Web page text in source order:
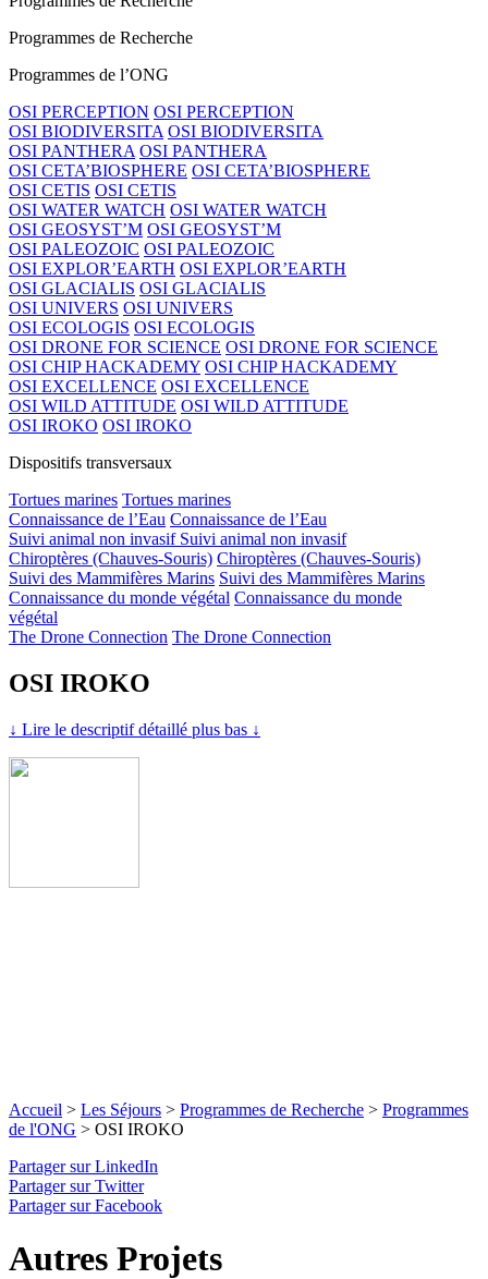
Programmes de Recherche
Programmes de l’ONG
OSI PERCEPTION OSI PERCEPTION
OSI BIODIVERSITA OSI BIODIVERSITA
OSI PANTHERA OSI PANTHERA
OSI CETA’BIOSPHERE OSI CETA’BIOSPHERE
OSI CETIS OSI CETIS
OSI WATER WATCH OSI WATER WATCH
OSI GEOSYST’M OSI GEOSYST’M
OSI PALEOZOIC OSI PALEOZOIC
OSI EXPLOR’EARTH OSI EXPLOR’EARTH
OSI GLACIALIS OSI GLACIALIS
OSI UNIVERS OSI UNIVERS
OSI ECOLOGIS OSI ECOLOGIS
OSI DRONE FOR SCIENCE OSI DRONE FOR SCIENCE
OSI CHIP HACKADEMY OSI CHIP HACKADEMY
OSI EXCELLENCE OSI EXCELLENCE
OSI WILD ATTITUDE OSI WILD ATTITUDE
OSI IROKO OSI IROKO
Dispositifs transversaux
Tortues marines Tortues marines
Connaissance de l’Eau Connaissance de l’Eau
Suivi animal non invasif Suivi animal non invasif
Chiroptères (Chauves-Souris) Chiroptères (Chauves-Souris)
Suivi des Mammifères Marins Suivi des Mammifères Marins
Connaissance du monde végétal Connaissance du monde
végétal
The Drone Connection The Drone Connection
OSI IROKO
↓ Lire le descriptif détaillé plus bas ↓
Accueil > Les Séjours > Programmes de Recherche > Programmes
de l'ONG > OSI IROKO
Partager sur LinkedIn
Partager sur Twitter
Partager sur Facebook
Autres Projets